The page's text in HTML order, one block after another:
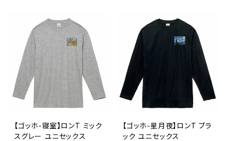
【ゴッホ-寝室】ロンT ミック
スグレー ユニセックス
【ゴッホ-星月夜】ロンT ブラ
ック ユニセックス